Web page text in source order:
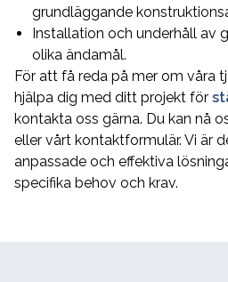
grundläggande
Installation och underhåll av
olika ändamål.
För att få reda på mer om våra
hjälpa dig med ditt projekt för
kontakta oss gärna. Du kan nå
eller vårt kontaktformulär. Vi är
anpassade och effektiva
specifika behov och krav.